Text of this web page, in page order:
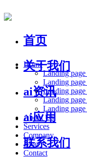
首页
关于我们
ai资讯
ai应用
联系我们
Home
Landing page
Landing page
Landing page
Landing page
Landing page
About Us
Services
Company
Blog
Contact